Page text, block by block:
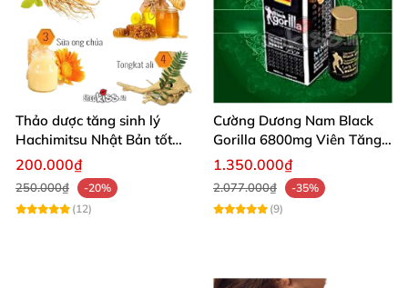
Thảo dược tăng sinh lý
Hachimitsu Nhật Bản tốt
cho cường dương nam
200.000₫
250.000₫
-20%
(12)
Cường Dương Nam Black
Gorilla 6800mg Viên Tăng
Cường Sinh Lý Nam
1.350.000₫
2.077.000₫
-35%
(9)